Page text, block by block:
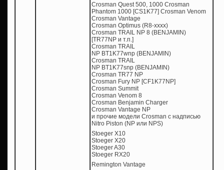
Сrosman Quest 500, 1000 Crosman
Phantom 1000 [СS1K77] Crosman Venom
Crosman Vantage
Crosman Optimus (R8-xxxx)
Crosman TRAIL NP 8 (BENJAMIN)
[TR77NP и т.п.]
Crosman TRAIL
NP BT1K77wnp (BENJAMIN)
Crosman TRAIL
NP BT1K77snp (BENJAMIN)
Crosman TR77 NP
Crosman Fury NP [CF1K77NP]
Crosman Summit
Crosman Venom 8
Crosman Benjamin Charger
Crosman Vantage NP
и прочие модели Crosman с надписью
Nitro Piston (NP или NPS)
Stoeger X10
Stoeger X20
Stoeger A30
Stoeger RX20
Remington Vantage